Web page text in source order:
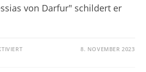
von Darfur" schildert er
8. NOVEMBER 2023